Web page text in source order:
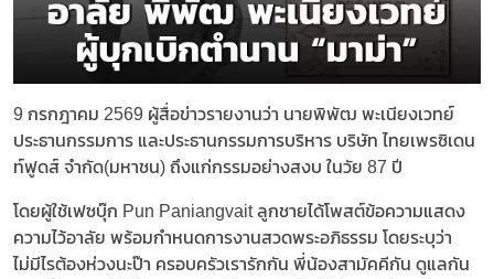
9 กรกฎาคม 2569 ผู้สื่อข่าวรายงานว่า นายพิพัฒ พะเนียงเวทย์
ประธานกรรมการ และประธานกรรมการบริหาร บริษัท ไทยเพรซิเดน
ท์ฟูดส์ จำกัด(มหาชน) ถึงแก่กรรมอย่างสงบ ในวัย 87 ปี
โดยผู้ใช้เฟซบุ๊ก Pun Paniangvait ลูกชายได้โพสต์ข้อความแสดง
ความไว้อาลัย พร้อมกำหนดการงานสวดพระอภิธรรม โดยระบุว่า
ไม่มีไรต้องห่วงนะป๊า ครอบครัวเรารักกัน พี่น้องสามัคคีกัน ดูแลกัน